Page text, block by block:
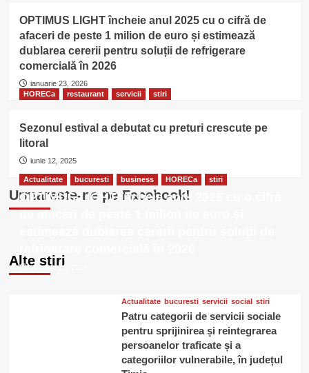
OPTIMUS LIGHT încheie anul 2025 cu o cifră de
afaceri de peste 1 milion de euro și estimează
dublarea cererii pentru soluții de refrigerare
comercială în 2026
ianuarie 23, 2026
HORECa
restaurant servicii stiri
Sezonul estival a debutat cu preturi crescute pe
litoral
iunie 12, 2025
Urmareste-ne pe Facebook!
Alte stiri
Actualitate bucuresti business HORECa stiri
OPTIMUS LIGHT încheie anul 2025 cu o cifră
ianuarie 23, 2026
Actualitate bucuresti servicii social stiri
Patru categorii de servicii sociale
pentru sprijinirea și reintegrarea
persoanelor traficate și a
categoriilor vulnerabile, în județul